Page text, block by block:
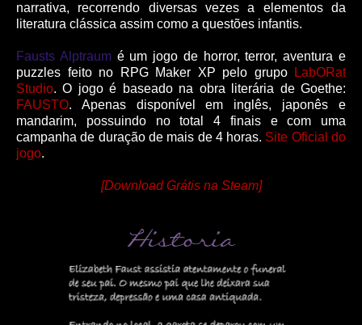
narrativa, recorrendo diversas vezes a elementos da
literatura clássica assim como a questões infantis.
Fausts Alptraumé um jogo de horror, terror, aventura e
puzzles feito no RPG Maker XP pelo grupo
LabORat
Studio. O jogo é baseado na obra literária de Goethe:
FAUSTO. Apenas disponível em inglês, japonês e
mandarim, possuindo no total 4 finais e com uma
campanha de duração de mais de 4 horas. Site Oficial do
jogo.
[Download Grátis na Steam]